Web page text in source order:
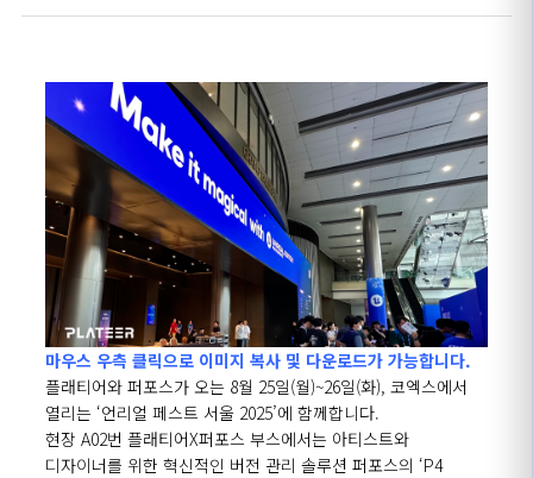
마우스 우측 클릭으로 이미지 복사 및 다운로드가 가능합니다.
플래티어와 퍼포스가 오는 8월 25일(월)~26일(화), 코엑스에서
열리는 ‘언리얼 페스트 서울 2025’에 함께합니다.
현장 A02번 플래티어X퍼포스 부스에서는 아티스트와
디자이너를 위한 혁신적인 버전 관리 솔루션 퍼포스의 ‘P4